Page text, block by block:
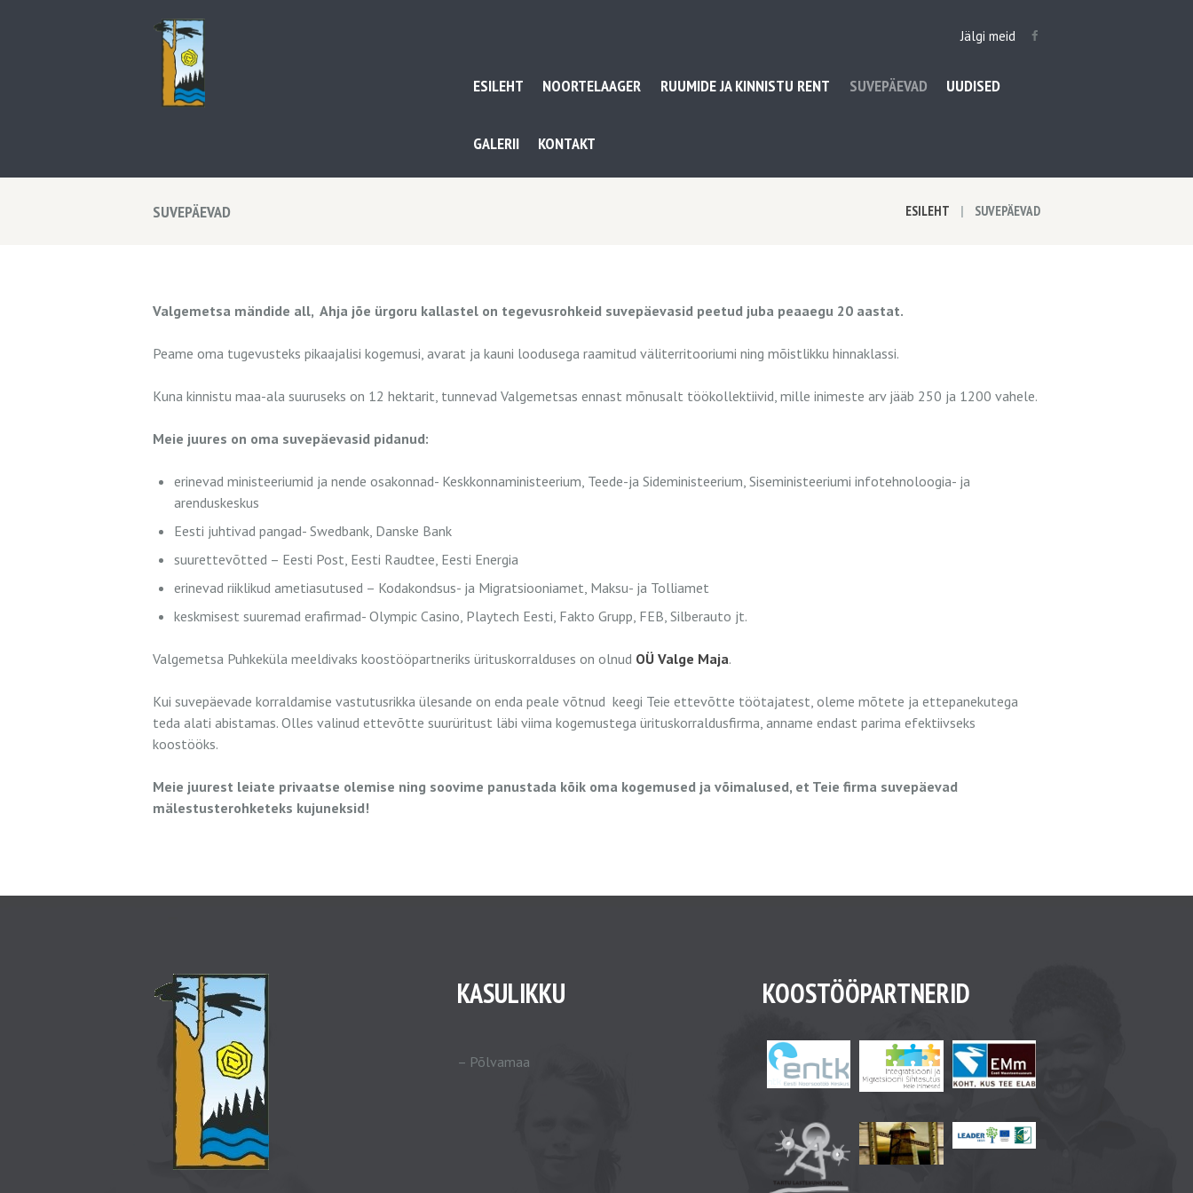
Jälgi meid
ESILEHT NOORTELAAGER RUUMIDE JA KINNISTU RENT SUVEPÄEVAD UUDISED
GALERII KONTAKT
SUVEPÄEVAD ESILEHT SUVEPÄEVAD
Valgemetsa mändide all, Ahja jõe ürgoru kallastel on tegevusrohkeid suvepäevasid peetud juba peaaegu 20 aastat.
Peame oma tugevusteks pikaajalisi kogemusi, avarat ja kauni loodusega raamitud väliterritooriumi ning mõistlikku hinnaklassi.
Kuna kinnistu maa-ala suuruseks on 12 hektarit, tunnevad Valgemetsas ennast mõnusalt töökollektiivid, mille inimeste arv jääb 250 ja 1200 vahele.
Meie juures on oma suvepäevasid pidanud:
erinevad ministeeriumid ja nende osakonnad- Keskkonnaministeerium, Teede-ja Sideministeerium, Siseministeeriumi infotehnoloogia- ja
arenduskeskus
Eesti juhtivad pangad- Swedbank, Danske Bank
suurettevõtted – Eesti Post, Eesti Raudtee, Eesti Energia
erinevad riiklikud ametiasutused – Kodakondsus- ja Migratsiooniamet, Maksu- ja Tolliamet
keskmisest suuremad erafirmad- Olympic Casino, Playtech Eesti, Fakto Grupp, FEB, Silberauto jt.
Valgemetsa Puhkeküla meeldivaks koostööpartneriks ürituskorralduses on olnud OÜ Valge Maja.
Kui suvepäevade korraldamise vastutusrikka ülesande on enda peale võtnud keegi Teie ettevõtte töötajatest, oleme mõtete ja ettepanekutega
teda alati abistamas. Olles valinud ettevõtte suurüritust läbi viima kogemustega ürituskorraldusfirma, anname endast parima efektiivseks
koostööks.
Meie juurest leiate privaatse olemise ning soovime panustada kõik oma kogemused ja võimalused, et Teie firma suvepäevad
mälestusterohketeks kujuneksid!
KASULIKKU
– Põlvamaa
KOOSTÖÖPARTNERID